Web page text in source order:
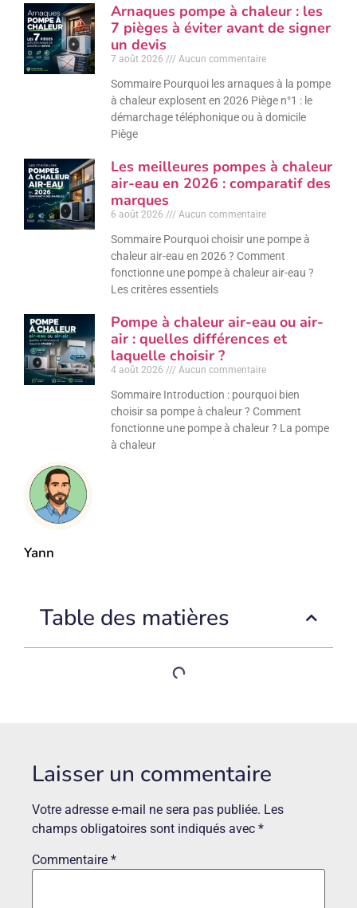
Yann
Table des matières
Arnaques pompe à chaleur : les
7 pièges à éviter avant de signer
un devis
7 août 2026 Aucun commentaire
Sommaire Pourquoi les arnaques à la pompe
à chaleur explosent en 2026 Piège n°1 : le
démarchage téléphonique ou à domicile
Piège
Les meilleures pompes à chaleur
air-eau en 2026 : comparatif des
marques
6 août 2026 Aucun commentaire
Sommaire Pourquoi choisir une pompe à
chaleur air-eau en 2026 ? Comment
fonctionne une pompe à chaleur air-eau ?
Les critères essentiels
Pompe à chaleur air-eau ou air-
air : quelles différences et
laquelle choisir ?
4 août 2026 Aucun commentaire
Sommaire Introduction : pourquoi bien
choisir sa pompe à chaleur ? Comment
fonctionne une pompe à chaleur ? La pompe
à chaleur
Laisser un commentaire
Votre adresse e-mail ne sera pas publiée. Les
champs obligatoires sont indiqués avec *
Commentaire *